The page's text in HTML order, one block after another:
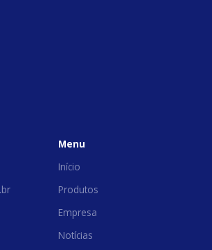
Menu
Início
Produtos
Empresa
Notícias